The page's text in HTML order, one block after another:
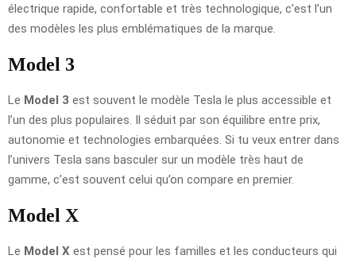
électrique rapide, confortable et très technologique, c’est l’un
des modèles les plus emblématiques de la marque.
Model 3
Le Model 3 est souvent le modèle Tesla le plus accessible et
l’un des plus populaires. Il séduit par son équilibre entre prix,
autonomie et technologies embarquées. Si tu veux entrer dans
l’univers Tesla sans basculer sur un modèle très haut de
gamme, c’est souvent celui qu’on compare en premier.
Model X
Le Model X est pensé pour les familles et les conducteurs qui